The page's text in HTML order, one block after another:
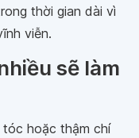
thời gian dài vì
viễn.
sẽ làm
tóc hoặc thậm chí